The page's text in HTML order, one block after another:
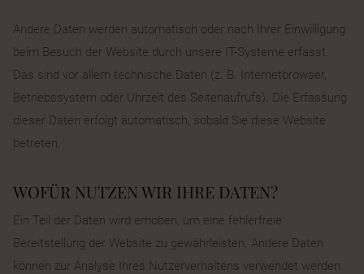
Andere Daten werden automatisch oder nach Ihrer Einwilligung
beim Besuch der Website durch unsere IT-Systeme erfasst.
Das sind vor allem technische Daten (z. B. Internetbrowser,
Betriebssystem oder Uhrzeit des Seitenaufrufs). Die Erfassung
dieser Daten erfolgt automatisch, sobald Sie diese Website
betreten.
WOFÜR NUTZEN WIR IHRE DATEN?
Ein Teil der Daten wird erhoben, um eine fehlerfreie
Bereitstellung der Website zu gewährleisten. Andere Daten
können zur Analyse Ihres Nutzerverhaltens verwendet werden.